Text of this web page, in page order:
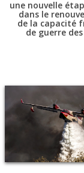
une nouvelle
dans le
de la capacité
de guerre